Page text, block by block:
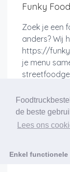
de beste
Lees ons
Enkel functionele
Funky
Zoek je een
anders? Wij
https://
je menu